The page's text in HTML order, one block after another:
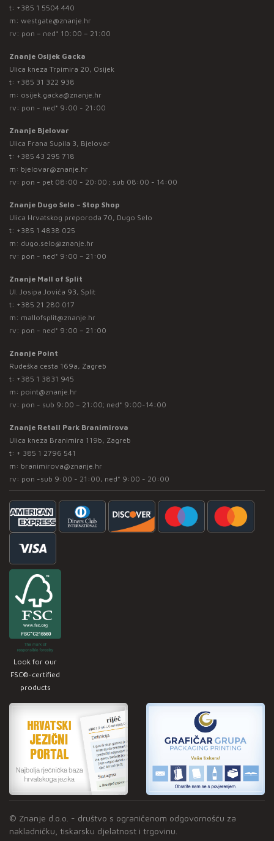
t: +385 1 5504 440
m: westgate@znanje.hr
rv: pon – ned* 10:00 – 21:00
Znanje Osijek Gacka
Ulica kneza Trpimira 20, Osijek
t: +385 31 322 938
m: osijek.gacka@znanje.hr
rv: pon - ned* 9:00 - 21:00
Znanje Bjelovar
Ulica Frana Supila 3, Bjelovar
t: +385 43 295 718
m: bjelovar@znanje.hr
rv: pon - pet 08:00 - 20:00 ; sub 08:00 - 14:00
Znanje Dugo Selo – Stop Shop
Ulica Hrvatskog preporoda 70, Dugo Selo
t: +385 1 4838 025
m: dugo.selo@znanje.hr
rv: pon - ned* 9:00 – 21:00
Znanje Mall of Split
Ul. Josipa Jovića 93, Split
t: +385 21 280 017
m: mallofsplit@znanje.hr
rv: pon - ned* 9:00 – 21:00
Znanje Point
Rudeška cesta 169a, Zagreb
t: +385 1 3831 945
m: point@znanje.hr
rv: pon - sub 9:00 – 21:00; ned* 9:00-14:00
Znanje Retail Park Branimirova
Ulica kneza Branimira 119b, Zagreb
t: + 385 1 2796 541
m: branimirova@znanje.hr
rv: pon -sub 9:00 - 21:00, ned* 9:00 - 20:00
Look for our
FSC®-certified
products
© Znanje d.o.o. - društvo s ograničenom odgovornošću za
nakladničku, tiskarsku djelatnost i trgovinu.